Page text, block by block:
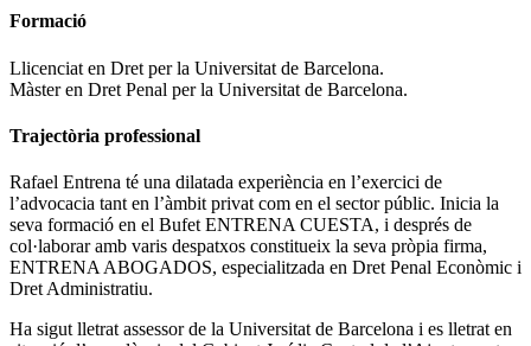
Formació
Llicenciat en Dret per la Universitat de Barcelona.
Màster en Dret Penal per la Universitat de Barcelona.
Trajectòria professional
Rafael Entrena té una dilatada experiència en l’exercici de
l’advocacia tant en l’àmbit privat com en el sector públic. Inicia la
seva formació en el Bufet ENTRENA CUESTA, i després de
col·laborar amb varis despatxos constitueix la seva pròpia firma,
ENTRENA ABOGADOS, especialitzada en Dret Penal Econòmic i
Dret Administratiu.
Ha sigut lletrat assessor de la Universitat de Barcelona i es lletrat en